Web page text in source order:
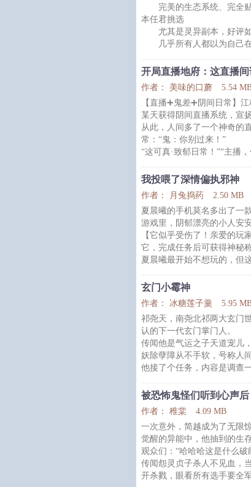
食用指南：
一、架空世界，当前世界法
别，无论在哪，都请遵守法
二、主角陆岙以保护海洋为
完美的生态系统、完全贴
本任君挑选
尤其是灵异副本，好评
几乎所有人都以为自己在
【sun.exe未响应。如果您
【您想结束这个进程吗？
【结束进程 取消】
1、1v1，外冷内热微天然
场，he
2、攻有一半乌克兰血统
开局直播地府：这直播
作者： 美味的口蘑 5.54
【直播➕鬼差➕阴间日常】
某天获得阴间直播系统，宣
从此，人间多了一个神奇的
常：“鬼：你别过来！”
“这可真·致郁日常！”“主播
“无常大人，又有人在作死
事？十八层地狱了解一下？
我投喂了深情偏执邪神
作者： 月兔捣药 2.50 MB
夏晨曦的手机莫名多出了一
游戏里，阴郁漂亮的小人安
【它似乎受伤了！亲爱的玩
它，完成任务后可获得神秘
夏晨曦最开始不想玩的，但
界，却被看不见的手摸了头
祂努力维持着表面上的乖巧
人！
夏晨曦怎么也没想到有一天
玄门小霉神
作者： 冰糖莲子羹 5.95
祁尧天，南尧北祁两大玄门
认的下一代玄门掌门人。
传闻他是气运之子天道宠儿
妖除孽障从不手软，号称人
他接了个任务，内容是调查
家、秦家、昆仑仙宫、南疆
宗派。
沈飞鸾是个倒霉蛋，字面意
不光他自己倒霉，靠近他的
经高人指点，沈飞鸾下山寻
被恐怖鬼怪们听到心声后
作者： 稚棠 4.09 MB
一次意外，简越成为了无限
觉醒的异能中，他抽到的生
观众们：“哈哈哈这是什么
传闻怨灵贞子杀人不见血，
开杀戮，眼看所有选手要全